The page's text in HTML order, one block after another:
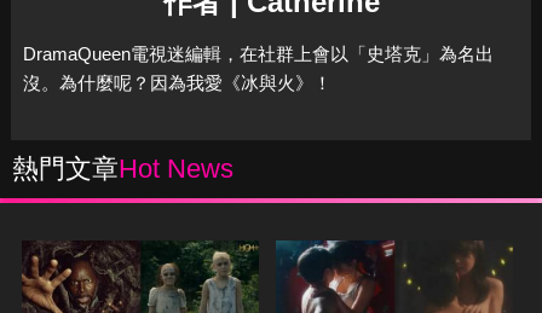
DramaQueen電視迷編輯，在社群上會以「史塔克」為名出
沒。為什麼呢？因為我愛《冰與火》！
熱門文章Hot News